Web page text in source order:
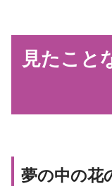
見たこと
夢の中の花